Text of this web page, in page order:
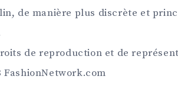
de manière plus discrète et
de reproduction et de
FashionNetwork.com